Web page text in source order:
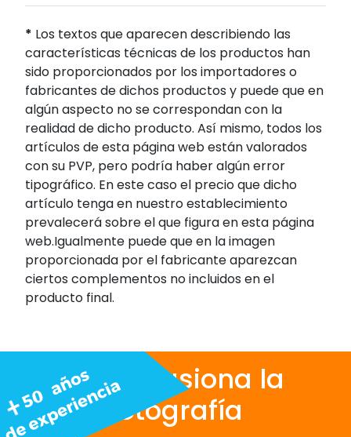
* Los textos que aparecen describiendo las
características técnicas de los productos han
sido proporcionados por los importadores o
fabricantes de dichos productos y puede que en
algún aspecto no se correspondan con la
realidad de dicho producto. Así mismo, todos los
artículos de esta página web están valorados
con su PVP, pero podría haber algún error
tipográfico. En este caso el precio que dicho
artículo tenga en nuestro establecimiento
prevalecerá sobre el que figura en esta página
web.Igualmente puede que en la imagen
proporcionada por el fabricante aparezcan
ciertos complementos no incluidos en el
producto final.
Nos apasiona la
fotografía